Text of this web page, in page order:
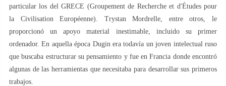
particular los del GRECE (Groupement de Recherche et d'Études pour
la Civilisation Européenne). Trystan Mordrelle, entre otros, le
proporcionó un apoyo material inestimable, incluido su primer
ordenador. En aquella época Dugin era todavía un joven intelectual ruso
que buscaba estructurar su pensamiento y fue en Francia donde encontró
algunas de las herramientas que necesitaba para desarrollar sus primeros
trabajos.